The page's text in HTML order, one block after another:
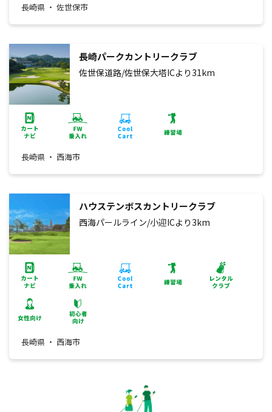
長崎県 ・ 佐世保市
長崎パークカントリークラブ
佐世保道路/佐世保大塔ICより31km
長崎県 ・ 西海市
ハウステンボスカントリークラブ
西海パールライン/小迎ICより3km
長崎県 ・ 西海市